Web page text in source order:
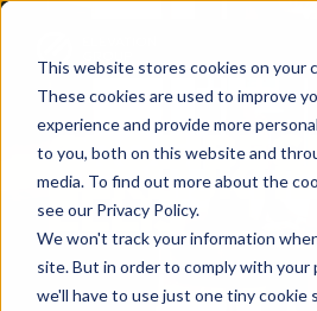
This website stores cookies on your
These cookies are used to improve
experience and provide more
to you, both on this website and
media. To find out more about the
see our Privacy Policy.
We won't track your information
site. But in order to comply with your
we'll have to use just one tiny cookie
GROEI
ELLIS